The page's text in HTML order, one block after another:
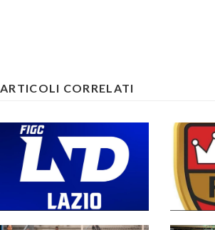
ARTICOLI CORRELATI